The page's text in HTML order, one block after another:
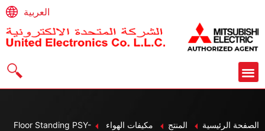
العربية
الصفحة الرئيسية المنتج مكيفات الهواء
Floor Standing PSY-